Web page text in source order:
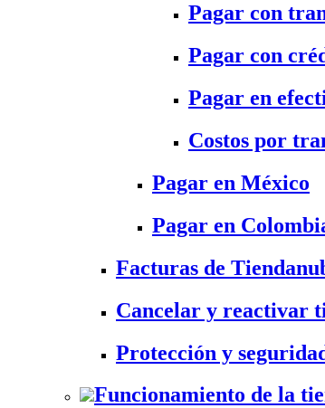
Pagar con
Pagar con
Pagar en
Costos por
Pagar en México
Pagar en
Facturas de
Cancelar y reactivar
Protección y
Funcionamiento de la